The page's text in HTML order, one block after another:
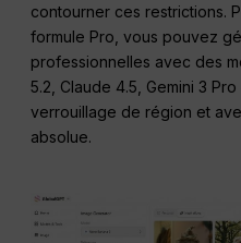
contourner ces restrictions.
formule Pro, vous pouvez
professionnelles avec des
5.2, Claude 4.5, Gemini 3
verrouillage de région et
absolue.